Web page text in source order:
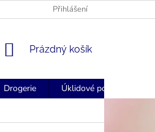
FORSTCZ DOPRAVA ZDARMA
Přihlášení
NÁKUPNÍ
Prázdný košík
Drogerie
Úklidové pomůcky